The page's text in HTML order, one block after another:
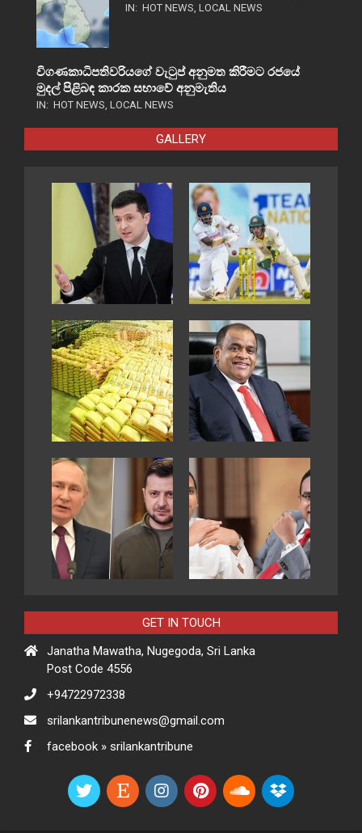
IN: HOT NEWS, LOCAL NEWS
විගණකාධිපතිවරියගේ වැටුප් අනුමත කිරීමට රජයේ
මුදල් පිළිබඳ කාරක සභාවේ අනුමැතිය
IN: HOT NEWS, LOCAL NEWS
GALLERY
GET IN TOUCH
Janatha Mawatha, Nugegoda, Sri Lanka
Post Code 4556
+94722972338
srilankantribunenews@gmail.com
facebook » srilankantribune